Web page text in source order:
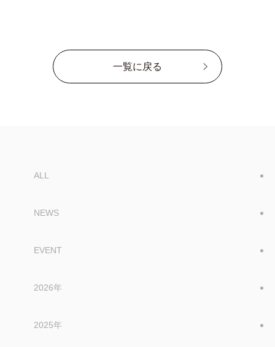
一覧に戻る
ALL
NEWS
EVENT
2026年
2025年